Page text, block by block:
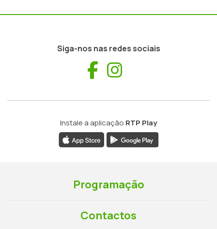
Siga-nos nas redes sociais
Facebook
Instale a aplicação RTP Play
Programação
Contactos